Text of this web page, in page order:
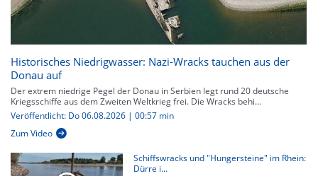
Historisches Niedrigwasser: Nazi-Wracks tauchen aus der
Donau auf
Der extrem niedrige Pegel der Donau in Serbien legt rund 20 deutsche
Kriegsschiffe aus dem Zweiten Weltkrieg frei. Die Wracks behi...
Veröffentlicht: Do 06.08.2026 | 00:57 min
Zum Video
Schiffswracks und "Hungersteine" im Rhein:
Dürre i...